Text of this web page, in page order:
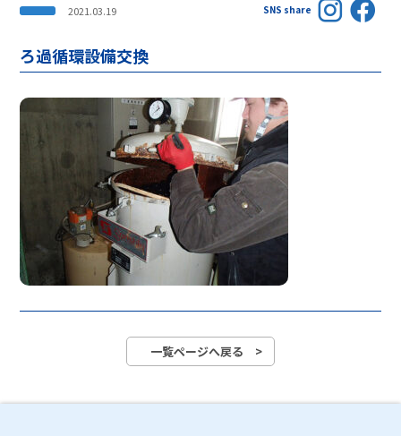
2021.03.19 SNS share
ろ過循環設備交換
一覧ページへ戻る >